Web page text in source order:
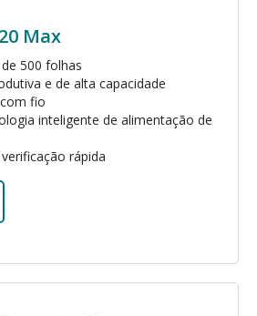
Max
500 folhas
e de alta capacidade
fio
inteligente de alimentação de
rápida